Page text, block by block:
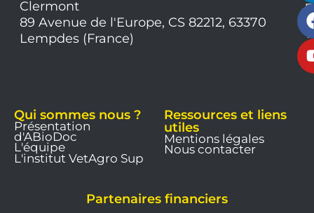
Clermont
89 Avenue de l'Europe, CS 82212, 63370
Lempdes (France)
Qui sommes nous ?
Présentation
d'ABioDoc
L'équipe
L'institut VetAgro Sup
Ressources et liens
utiles
Mentions légales
Nous contacter
Partenaires financiers